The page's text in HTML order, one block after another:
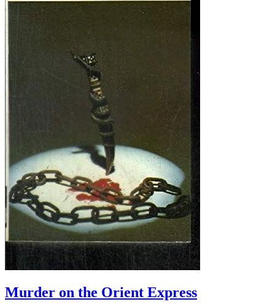
Murder on the Orient Express